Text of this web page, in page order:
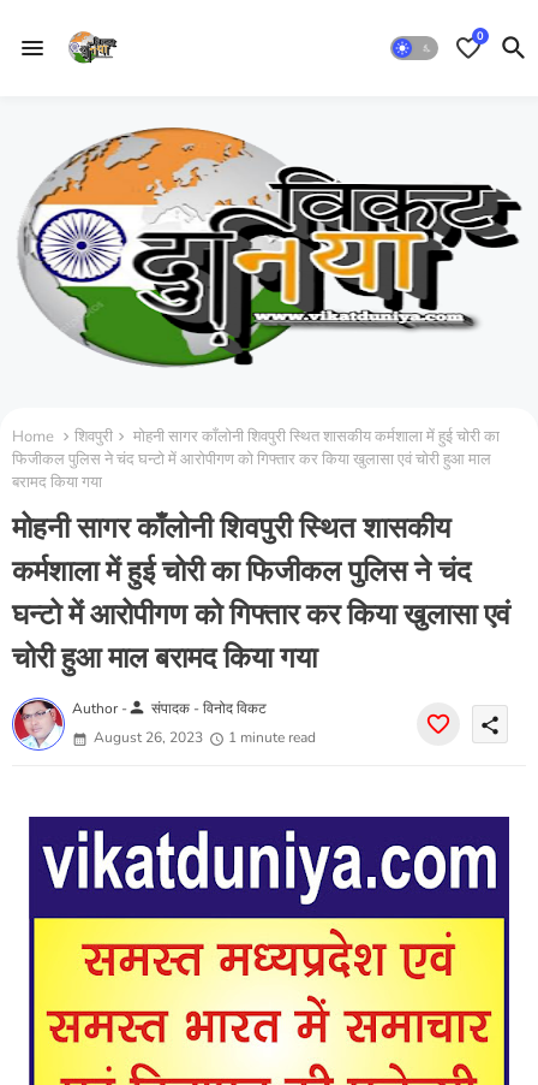
0
Home शिवपुरी
मोहनी सागर काँलोनी शिवपुरी स्थित शासकीय कर्मशाला में हुई चोरी का
फिजीकल पुलिस ने चंद घन्टो में आरोपीगण को गिफ्तार कर किया खुलासा एवं चोरी हुआ माल
बरामद किया गया
मोहनी सागर काँलोनी शिवपुरी स्थित शासकीय
कर्मशाला में हुई चोरी का फिजीकल पुलिस ने चंद
घन्टो में आरोपीगण को गिफ्तार कर किया खुलासा एवं
चोरी हुआ माल बरामद किया गया
Author -person संपादक - विनोद विकट
August 26, 2023
1 minute read
share